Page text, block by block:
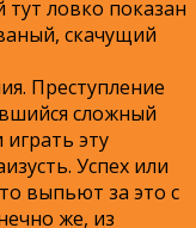
ловко показан
скачущий
Преступление
сложный
эту
Успех или
выпьют за это с
же, из